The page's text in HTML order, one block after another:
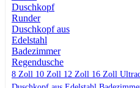
8 Zoll 10 Zoll 12 Zoll 16 Zoll